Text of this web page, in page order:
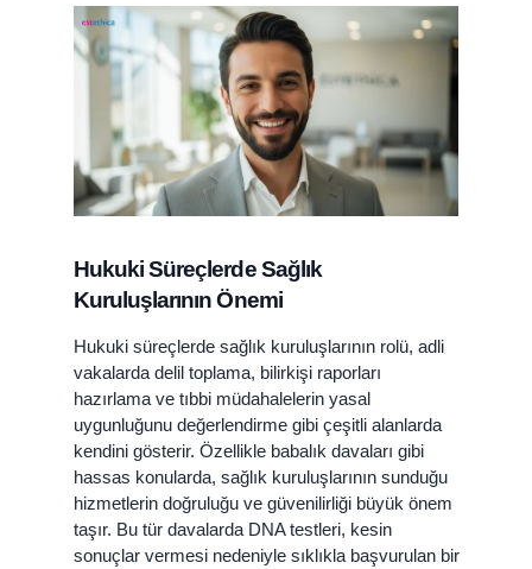
Hukuki Süreçlerde Sağlık
Kuruluşlarının Önemi
Hukuki süreçlerde sağlık kuruluşlarının rolü, adli
vakalarda delil toplama, bilirkişi raporları
hazırlama ve tıbbi müdahalelerin yasal
uygunluğunu değerlendirme gibi çeşitli alanlarda
kendini gösterir. Özellikle babalık davaları gibi
hassas konularda, sağlık kuruluşlarının sunduğu
hizmetlerin doğruluğu ve güvenilirliği büyük önem
taşır. Bu tür davalarda DNA testleri, kesin
sonuçlar vermesi nedeniyle sıklıkla başvurulan bir